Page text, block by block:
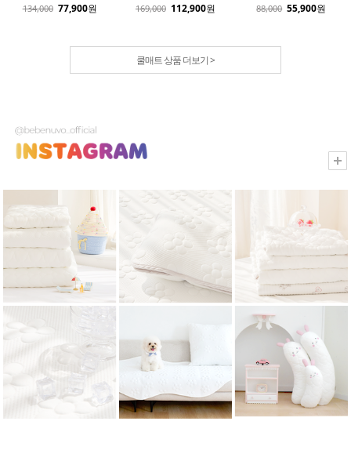
134,000 77,900원 169,000 112,900원 88,000 55,900원
쿨매트 상품 더보기 >